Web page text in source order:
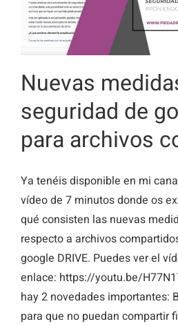
Nuevas
seguridad de
para archivos
Ya tenéis disponible en mi
vídeo de 7 minutos donde os
qué consisten las nuevas
respecto a archivos
google DRIVE. Puedes ver el
enlace: https://youtu.be/
hay 2 novedades importantes:
para que no puedan compartir